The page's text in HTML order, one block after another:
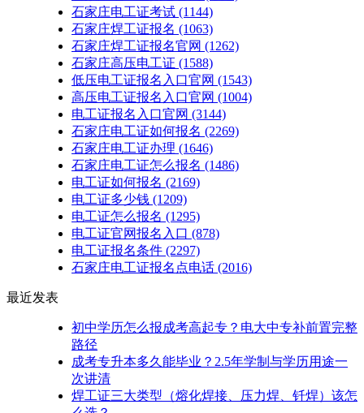
石家庄电工证考试 (1144)
石家庄焊工证报名 (1063)
石家庄焊工证报名官网 (1262)
石家庄高压电工证 (1588)
低压电工证报名入口官网 (1543)
高压电工证报名入口官网 (1004)
电工证报名入口官网 (3144)
石家庄电工证如何报名 (2269)
石家庄电工证办理 (1646)
石家庄电工证怎么报名 (1486)
电工证如何报名 (2169)
电工证多少钱 (1209)
电工证怎么报名 (1295)
电工证官网报名入口 (878)
电工证报名条件 (2297)
石家庄电工证报名点电话 (2016)
最近发表
初中学历怎么报成考高起专？电大中专补前置完整
路径
成考专升本多久能毕业？2.5年学制与学历用途一
次讲清
焊工证三大类型（熔化焊接、压力焊、钎焊）该怎